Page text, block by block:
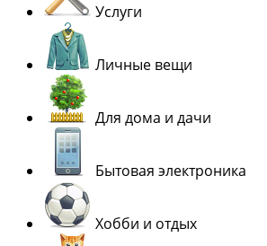
Услуги
Личные вещи
Для дома и дачи
Бытовая электроника
Хобби и отдых